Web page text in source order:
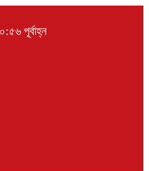
পূর্বাহ্ন